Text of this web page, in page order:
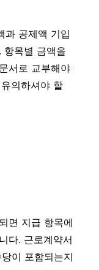
과 공제액 기입
항목별 금액을
서로 교부해야
의하셔야 할
면 지급 항목에
다. 근로계약서
이 포함되는지